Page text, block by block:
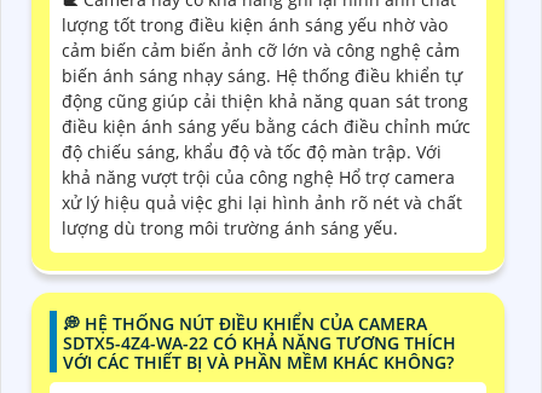
lượng tốt trong điều kiện ánh sáng yếu nhờ vào
cảm biến cảm biến ảnh cỡ lớn và công nghệ cảm
biến ánh sáng nhạy sáng. Hệ thống điều khiển tự
động cũng giúp cải thiện khả năng quan sát trong
điều kiện ánh sáng yếu bằng cách điều chỉnh mức
độ chiếu sáng, khẩu độ và tốc độ màn trập. Với
khả năng vượt trội của công nghệ Hổ trợ camera
xử lý hiệu quả việc ghi lại hình ảnh rõ nét và chất
lượng dù trong môi trường ánh sáng yếu.
️💭 HỆ THỐNG NÚT ĐIỀU KHIỂN CỦA CAMERA
SDTX5-4Z4-WA-22 CÓ KHẢ NĂNG TƯƠNG THÍCH
VỚI CÁC THIẾT BỊ VÀ PHẦN MỀM KHÁC KHÔNG?